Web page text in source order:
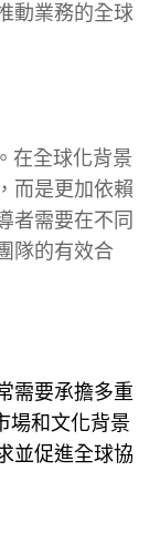
動業務的全球
在全球化背景
而是更加依賴
者需要在不同
隊的有效合
需要承擔多重
場和文化背景
並促進全球協